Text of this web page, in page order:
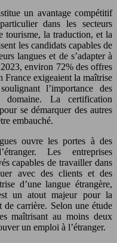
un avantage compétitif
dans les secteurs
tourisme, la traduction, et la
les candidats capables de
langues et de s’adapter à
environ 72% des offres
France exigeaient la maîtrise
l’importance des
domaine. La certification
se démarquer des autres
embauché.
ouvre les portes à des
Les entreprises
capables de travailler dans
avec des clients et des
d’une langue étrangère,
un atout majeur pour la
de carrière. Selon une étude
maîtrisant au moins deux
un emploi à l’étranger.